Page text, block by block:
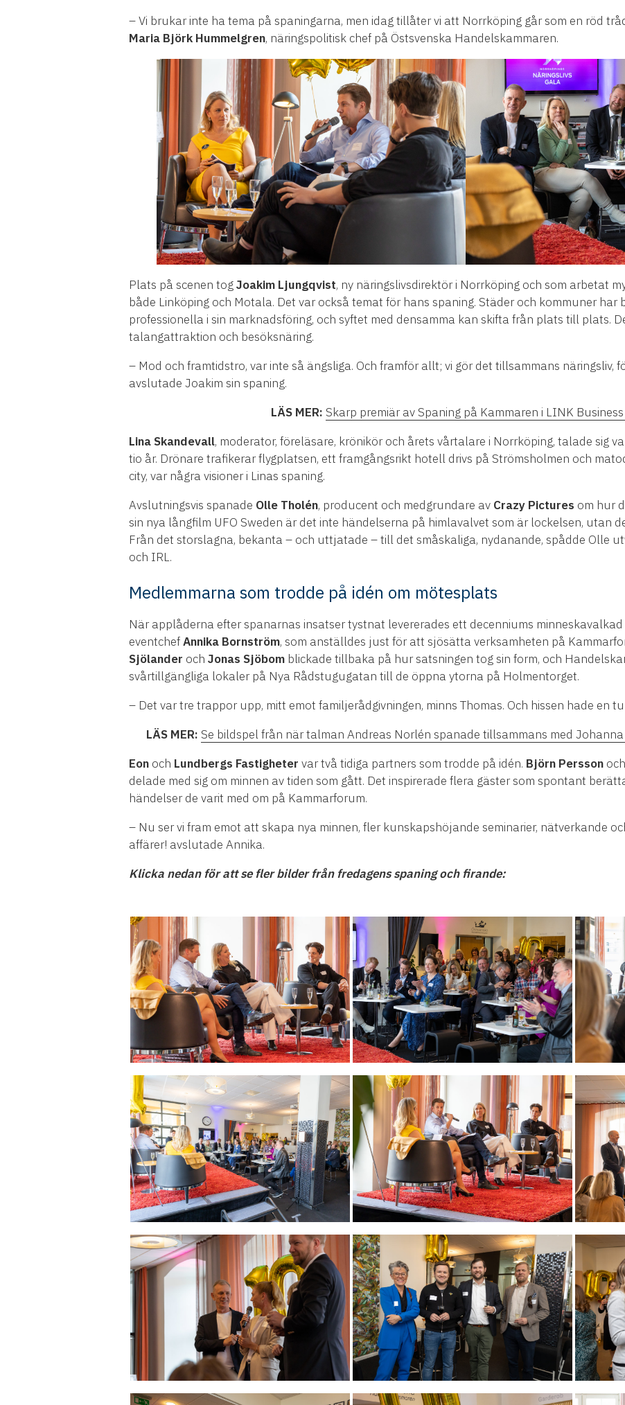
– Vi brukar inte ha tema på spaningarna, men idag tillåter vi att Norrköping går som en röd
Maria Björk Hummelgren, näringspolitisk chef på Östsvenska Handelskammaren.
Plats på scenen togJoakim Ljungqvist, ny näringslivsdirektör i Norrköping och som arbetat
både Linköping och Motala. Det var också temat för hans spaning. Städer och kommuner har
professionella i sin marknadsföring, och syftet med densamma kan skifta från plats till plats.
talangattraktion och besöksnäring.
– Mod och framtidstro, var inte så ängsliga. Och framför allt; vi gör det tillsammans näringsliv,
avslutade Joakim sin spaning.
LÄS MER: Skarp premiär av Spaning på Kammaren i LINK
Lina Skandevall, moderator, föreläsare, krönikör och årets vårtalare i Norrköping, talade sig
tio år. Drönare trafikerar flygplatsen, ett framgångsrikt hotell drivs på Strömsholmen och
city, var några visioner i Linas spaning.
Avslutningsvis spanade Olle Tholén, producent och medgrundare av Crazy Pictures om hur
sin nya långfilm UFO Sweden är det inte händelserna på himlavalvet som är lockelsen, utan
Från det storslagna, bekanta – och uttjatade – till det småskaliga, nydanande, spådde Olle
och IRL.
Medlemmarna som trodde på idén om mötesplats
När applåderna efter spanarnas insatser tystnat levererades ett decenniums
eventchefAnnika Bornström, som anställdes just för att sjösätta verksamheten på
Sjölander och Jonas Sjöbom blickade tillbaka på hur satsningen tog sin form, och
svårtillgängliga lokaler på Nya Rådstugugatan till de öppna ytorna på Holmentorget.
– Det var tre trappor upp, mitt emot familjerådgivningen, minns Thomas. Och hissen hade en
LÄS MER: Se bildspel från när talman Andreas Norlén spanade tillsammans med
Eon och Lundbergs Fastigheter var två tidiga partners som trodde på idén. Björn Persson och
delade med sig om minnen av tiden som gått. Det inspirerade flera gäster som spontant
händelser de varit med om på Kammarforum.
– Nu ser vi fram emot att skapa nya minnen, fler kunskapshöjande seminarier, nätverkande
affärer! avslutade Annika.
Klicka nedan för att se fler bilder från fredagens spaning och firande: